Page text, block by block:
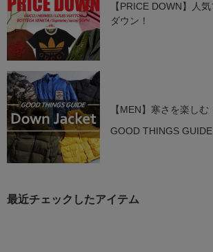
【PRICE DOWN】人
ダウン！
【MEN】寒さを楽し
GOOD THINGS GUIDE
最近チェックしたアイテム